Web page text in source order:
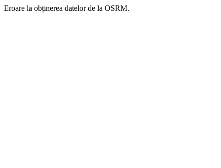
Eroare la obținerea datelor de la OSRM.